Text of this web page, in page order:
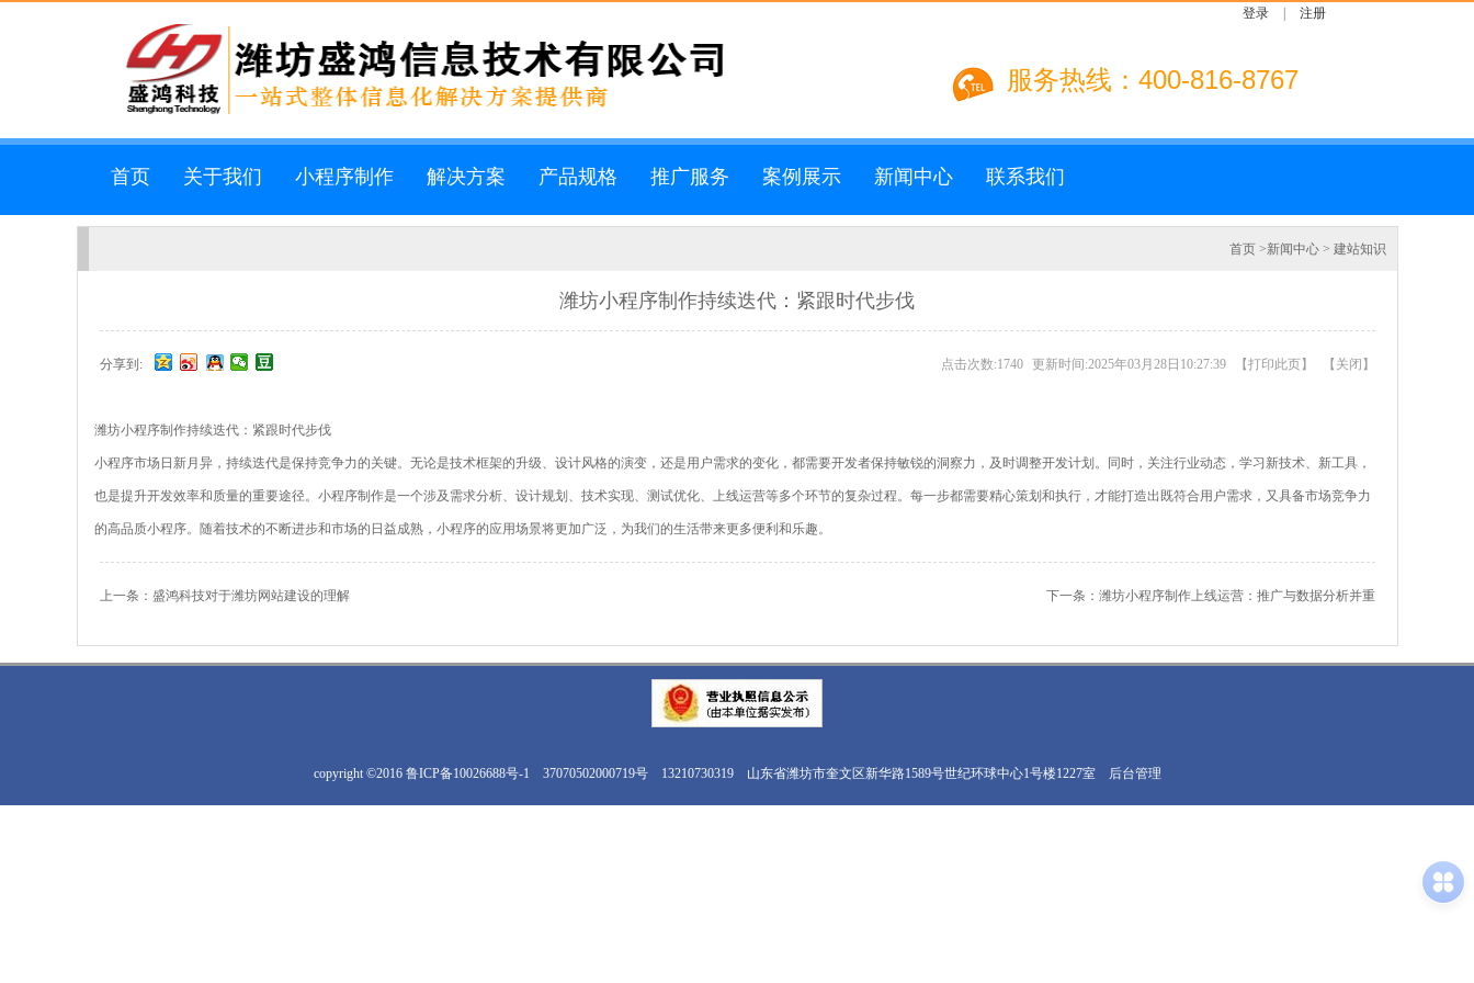
登录 注册
服务热线：400-816-8767
首页 关于我们 小程序制作 解决方案 产品规格 推广服务 案例展示 新闻中心 联系我们
首页>新闻中心> 建站知识
潍坊小程序制作持续迭代：紧跟时代步伐
分享到: 点击次数:1740 更新时间:2025年03月28日10:27:39 【打印此页】 【 关闭 】
潍坊小程序制作持续迭代：紧跟时代步伐
小程序市场日新月异，持续迭代是保持竞争力的关键。无论是技术框架的升级、设计风格的演变，还是用户需求的变化，都需要开发者保持敏锐的洞察力，及时调整开发计划。同时，关注行业动态，学习新技术、新工具，
也是提升开发效率和质量的重要途径。小程序制作是一个涉及需求分析、设计规划、技术实现、测试优化、上线运营等多个环节的复杂过程。每一步都需要精心策划和执行，才能打造出既符合用户需求，又具备市场竞争力
的高品质小程序。随着技术的不断进步和市场的日益成熟，小程序的应用场景将更加广泛，为我们的生活带来更多便利和乐趣。
上一条： 盛鸿科技对于潍坊网站建设的理解 下一条： 潍坊小程序制作上线运营：推广与数据分析并重
copyright ©2016 鲁ICP备10026688号-1 37070502000719号 13210730319 山东省潍坊市奎文区新华路1589号世纪环球中心1号楼1227室 后台管理